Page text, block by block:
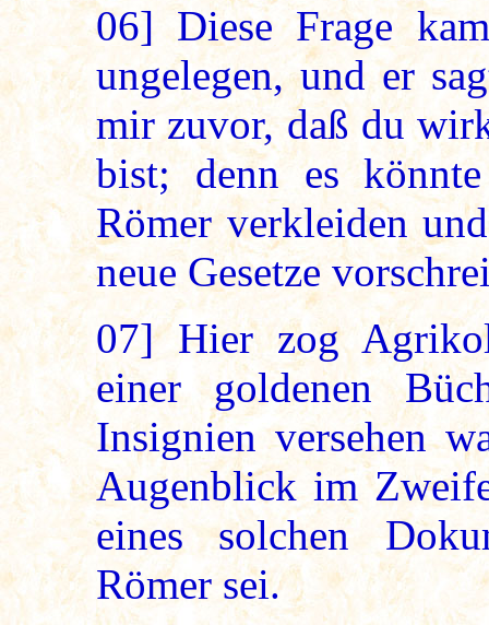
06] Diese Frage
ungelegen, und er
mir zuvor, daß du
bist; denn es
Römer verkleiden
neue Gesetze
07]Hier zog
einer goldenen
Insignien versehen
Augenblick im
eines solchen
Römer sei.